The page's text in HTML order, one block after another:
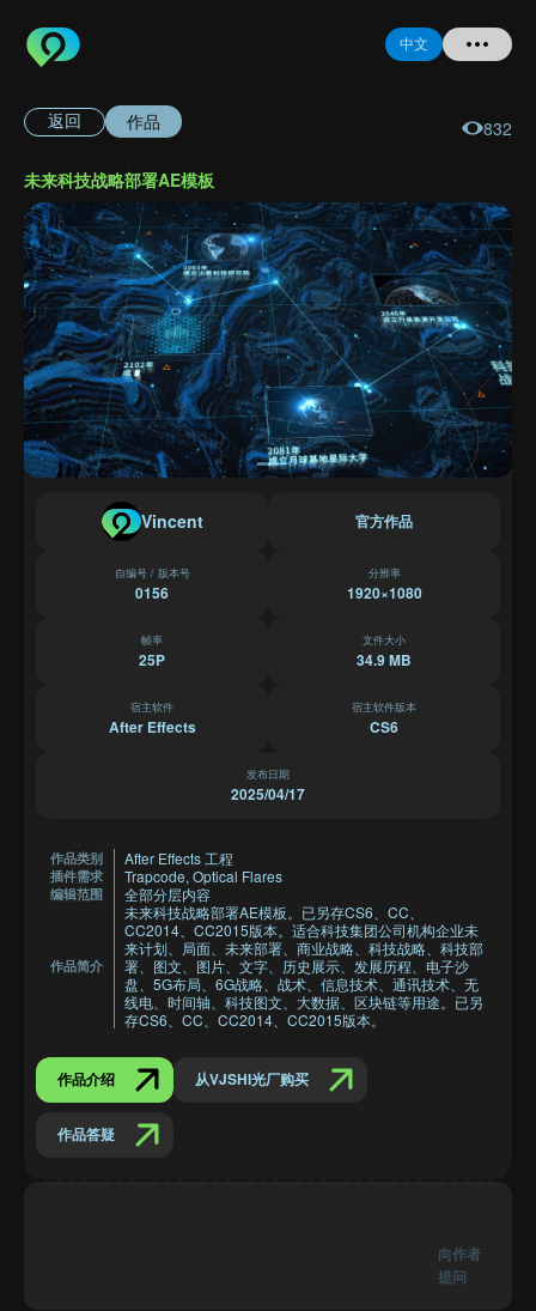
中文
登录
注册
忘记密码
返回 作品 832
未来科技战略部署AE模板
Vincent 官方作品
自编号 / 版本号
0156
分辨率
1920×1080
帧率
25P
文件大小
34.9 MB
宿主软件
After Effects
宿主软件版本
CS6
发布日期
2025/04/17
作品类别 After Effects 工程
插件需求 Trapcode, Optical Flares
编辑范围 全部分层内容
作品简介
未来科技战略部署AE模板。已另存CS6、CC、
CC2014、CC2015版本。适合科技集团公司机构企业未
来计划、局面、未来部署、商业战略、科技战略、科技部
署、图文、图片、文字、历史展示、发展历程、电子沙
盘、5G布局、6G战略、战术、信息技术、通讯技术、无
线电、时间轴、科技图文、大数据、区块链等用途。已另
存CS6、CC、CC2014、CC2015版本。
作品介绍 从VJSHI光厂购买
作品答疑
向作者
提问